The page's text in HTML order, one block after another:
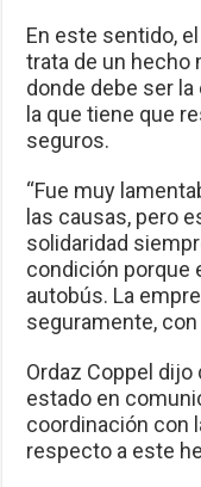
En este sentido,
trata de un hecho
donde debe ser
la que tiene que
seguros.
“Fue muy
las causas, pero
solidaridad
condición porque
autobús. La
seguramente,
Ordaz Coppel dijo
estado en
coordinación con
respecto a este